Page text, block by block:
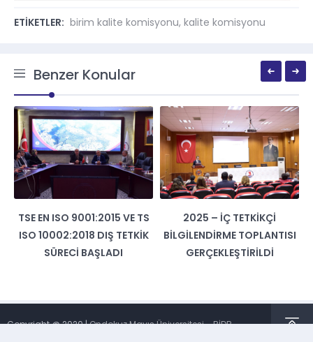
ETİKETLER: birim kalite komisyonu, kalite komisyonu
Benzer Konular
TSE EN ISO 9001:2015 VE TS
ISO 10002:2018 DIŞ TETKIK
SÜRECI BAŞLADI
2025 – İÇ TETKIKÇI
BILGILENDIRME TOPLANTISI
GERÇEKLEŞTIRILDI
Copyright @ 2020 |Ondokuz Mayıs Üniversitesi - BİDB